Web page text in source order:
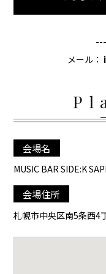
メール：
会場名
MUSIC BAR SIDE:K
会場住所
札幌市中央区南5条西4